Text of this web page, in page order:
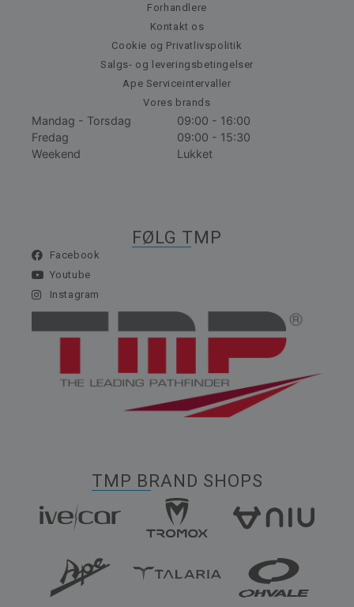
Forhandlere
Kontakt os
Cookie og Privatlivspolitik
Salgs- og leveringsbetingelser
Ape Serviceintervaller
Vores brands
Mandag - Torsdag
09:00 - 16:00
Fredag
09:00 - 15:30
Weekend
Lukket
FØLG TMP
Facebook
Youtube
Instagram
TMP BRAND SHOPS